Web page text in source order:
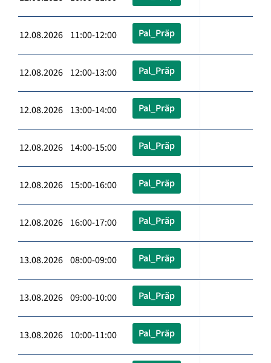
12.08.2026 11:00-12:00 Pal_Präp
12.08.2026 12:00-13:00 Pal_Präp
12.08.2026 13:00-14:00 Pal_Präp
12.08.2026 14:00-15:00 Pal_Präp
12.08.2026 15:00-16:00 Pal_Präp
12.08.2026 16:00-17:00 Pal_Präp
13.08.2026 08:00-09:00 Pal_Präp
13.08.2026 09:00-10:00 Pal_Präp
13.08.2026 10:00-11:00 Pal_Präp